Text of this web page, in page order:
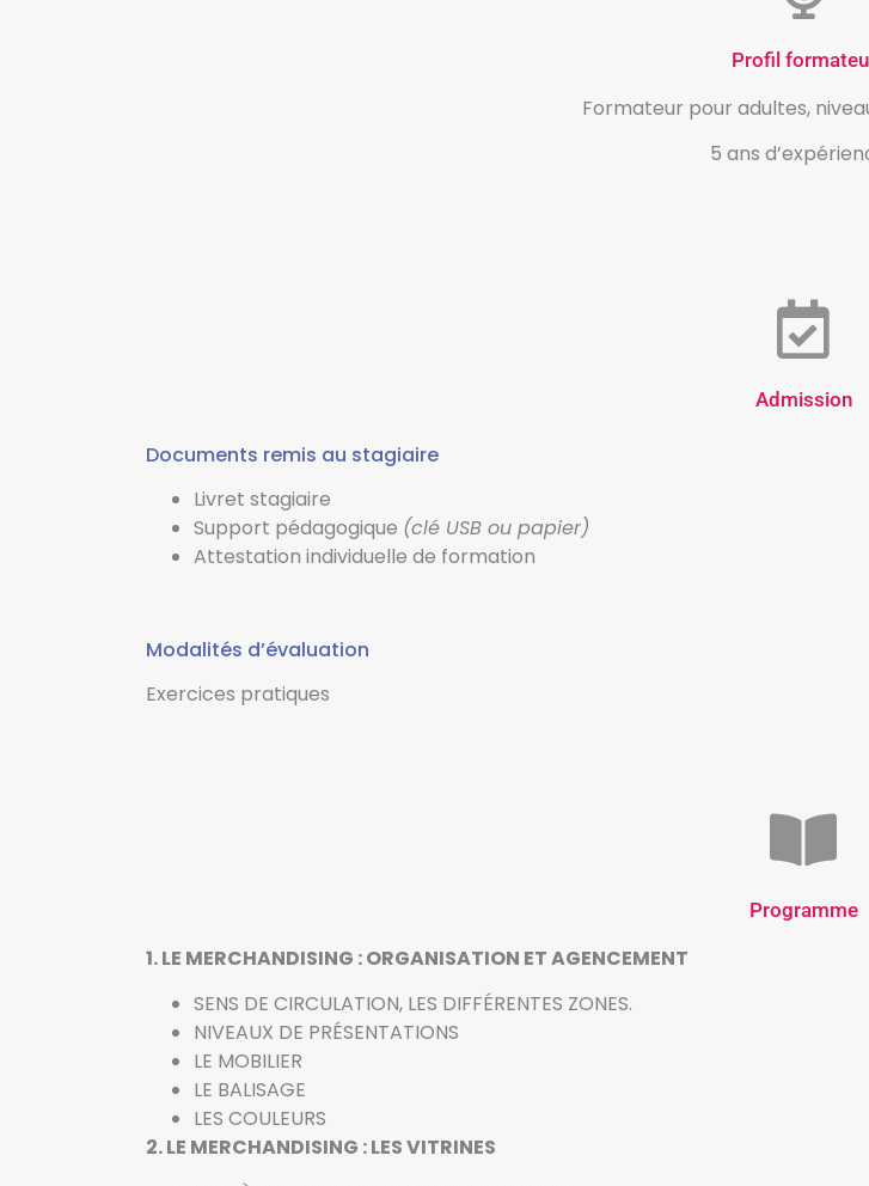
Profil
Formateur pour adultes,
5 ans
Admission
Documents remis au stagiaire
Livret stagiaire
Support pédagogique (clé USB ou papier)
Attestation individuelle de formation
Modalités d’évaluation
Exercices pratiques
Programme
1. LE MERCHANDISING : ORGANISATION ET AGENCEMENT
SENS DE CIRCULATION, LES DIFFÉRENTES ZONES.
NIVEAUX DE PRÉSENTATIONS
LE MOBILIER
LE BALISAGE
LES COULEURS
2. LE MERCHANDISING : LES VITRINES